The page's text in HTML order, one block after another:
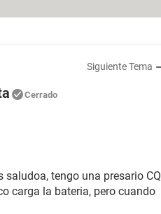
Siguiente Tema
Cerrado
tengo una presario CQ
carga la bateria, pero cuando